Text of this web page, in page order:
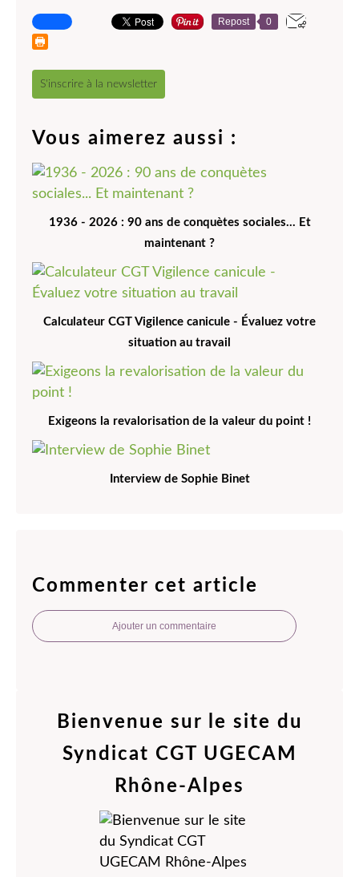
Repost 0
S'inscrire à la newsletter
Vous aimerez aussi :
1936 - 2026 : 90 ans de conquètes sociales... Et
maintenant ?
Calculateur CGT Vigilence canicule - Évaluez votre
situation au travail
Exigeons la revalorisation de la valeur du point !
Interview de Sophie Binet
Commenter cet article
Ajouter un commentaire
Bienvenue sur le site du
Syndicat CGT UGECAM
Rhône-Alpes